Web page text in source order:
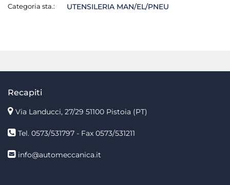
Categoria sta.: UTENSILERIA MAN/EL/PNEU
Recapiti
Via Landucci, 27/29 51100 Pistoia (PT)
Tel. 0573/531797 - Fax 0573/531211
info@automeccanica.it